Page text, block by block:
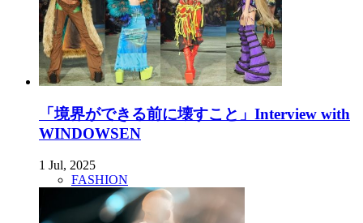
「境界ができる前に壊すこと」Interview with
WINDOWSEN
1 Jul, 2025
FASHION